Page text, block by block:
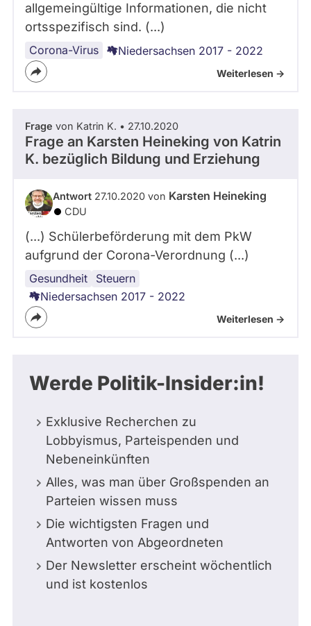
allgemeingültige Informationen, die nicht
ortsspezifisch sind. (...)
Corona-Virus Niedersachsen 2017 - 2022
Weiterlesen ->
Frage von Katrin K. • 27.10.2020
Frage an Karsten Heineking von Katrin
K. bezüglich Bildung und Erziehung
Antwort 27.10.2020 von Karsten Heineking
CDU
(...) Schülerbeförderung mit dem PkW
aufgrund der Corona-Verordnung (...)
Gesundheit Steuern
Schüler:innen
Corona-
VirusNiedersachsen 2017 - 2022
Weiterlesen ->
Werde Politik-Insider:in!
Exklusive Recherchen zu
Lobbyismus, Parteispenden und
Nebeneinkünften
Alles, was man über Großspenden an
Parteien wissen muss
Die wichtigsten Fragen und
Antworten von Abgeordneten
Der Newsletter erscheint wöchentlich
und ist kostenlos